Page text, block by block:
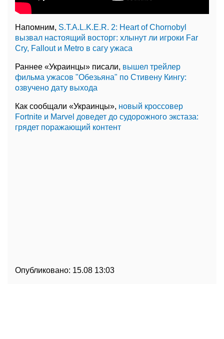
Напомним, S.T.A.L.K.E.R. 2: Heart of Chornobyl
вызвал настоящий восторг: хлынут ли игроки Far
Cry, Fallout и Metro в сагу ужаса
Раннее «Украинцы» писали, вышел трейлер
фильма ужасов "Обезьяна" по Стивену Кингу:
озвучено дату выхода
Как сообщали «Украинцы», новый кроссовер
Fortnite и Marvel доведет до судорожного экстаза:
грядет поражающий контент
Опубликовано: 15.08 13:03